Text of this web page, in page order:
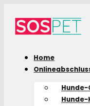
Home
Hunde-
Hunde-